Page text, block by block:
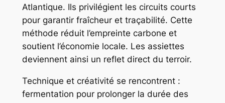
Atlantique. Ils privilégient les circuits courts
pour garantir fraîcheur et traçabilité. Cette
méthode réduit l’empreinte carbone et
soutient l’économie locale. Les assiettes
deviennent ainsi un reflet direct du terroir.
Technique et créativité se rencontrent :
fermentation pour prolonger la durée des